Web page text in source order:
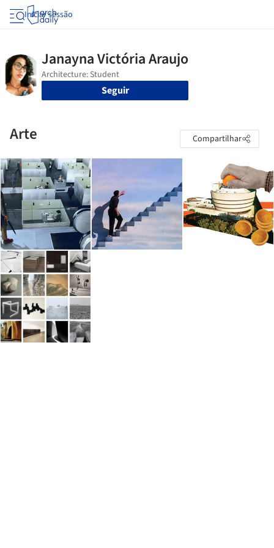
Iniciar sessão
Seguir
Arte Compartilhar